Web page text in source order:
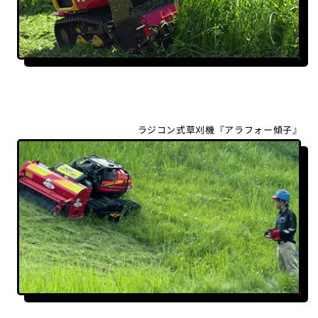
ラジコン式草刈機『アラフォー傾子』